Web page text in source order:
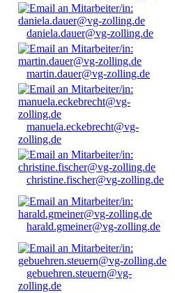
daniela.dauer@vg-zolling.de
martin.dauer@vg-zolling.de
manuela.eckebrecht@vg-
zolling.de
christine.fischer@vg-zolling.de
harald.gmeiner@vg-zolling.de
gebuehren.steuern@vg-
zolling.de